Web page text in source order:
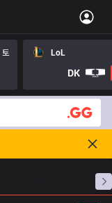
LoL
DK
프로빌